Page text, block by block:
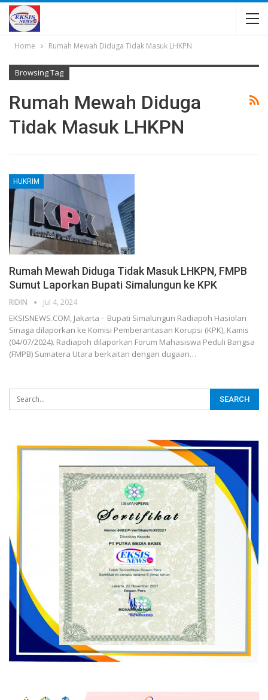
Home Rumah Mewah Diduga Tidak Masuk LHKPN
Browsing Tag
Rumah Mewah Diduga
Tidak Masuk LHKPN
HUKRIM
Rumah Mewah Diduga Tidak Masuk LHKPN, FMPB
Sumut Laporkan Bupati Simalungun ke KPK
RIDIN Jul 4, 2024
EKSISNEWS.COM, Jakarta - Bupati Simalungun Radiapoh Hasiolan
Sinaga dilaporkan ke Komisi Pemberantasan Korupsi (KPK), Kamis
(04/07/2024). Radiapoh dilaporkan Forum Mahasiswa Peduli Bangsa
(FMPB) Sumatera Utara berkaitan dengan dugaan…